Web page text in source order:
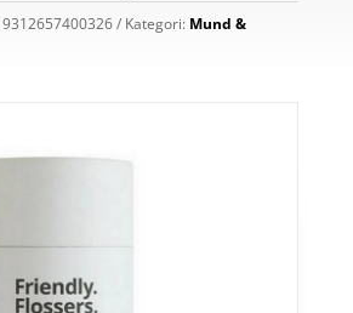
9312657400326 Kategori: Mund &